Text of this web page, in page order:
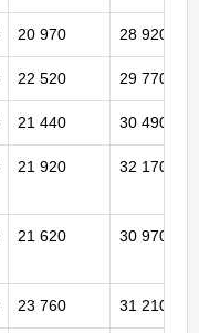
20 970 28 920
22 520 29 770
21 440 30 490
21 920 32 170
21 620 30 970
23 760 31 210